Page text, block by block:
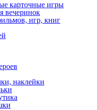
карточные игры
вечеринок
игр, книг
наклейки